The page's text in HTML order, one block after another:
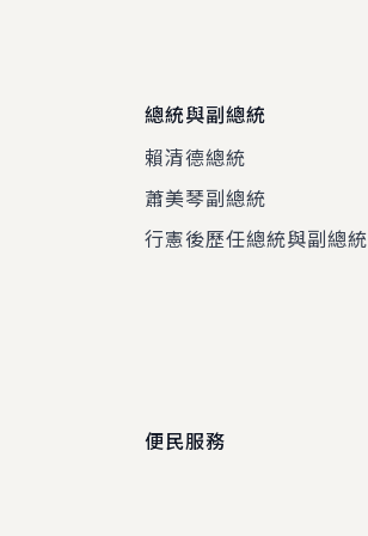
總統與副總統
賴清德總統
蕭美琴副總統
行憲後歷任總統與副總統
便民服務